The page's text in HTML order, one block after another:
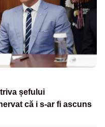
șefului
că i s-ar fi ascuns